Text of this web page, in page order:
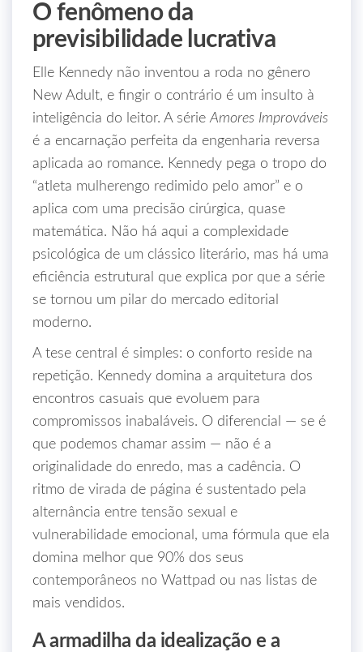
O fenômeno da
previsibilidade lucrativa
Elle Kennedy não inventou a roda no gênero
New Adult, e fingir o contrário é um insulto à
inteligência do leitor. A sérieAmores Improváveis
é a encarnação perfeita da engenharia reversa
aplicada ao romance. Kennedy pega o tropo do
“atleta mulherengo redimido pelo amor” e o
aplica com uma precisão cirúrgica, quase
matemática. Não há aqui a complexidade
psicológica de um clássico literário, mas há uma
eficiência estrutural que explica por que a série
se tornou um pilar do mercado editorial
moderno.
A tese central é simples: o conforto reside na
repetição. Kennedy domina a arquitetura dos
encontros casuais que evoluem para
compromissos inabaláveis. O diferencial — se é
que podemos chamar assim — não é a
originalidade do enredo, mas a cadência. O
ritmo de virada de página é sustentado pela
alternância entre tensão sexual e
vulnerabilidade emocional, uma fórmula que ela
domina melhor que 90% dos seus
contemporâneos no Wattpad ou nas listas de
mais vendidos.
A armadilha da idealização e a